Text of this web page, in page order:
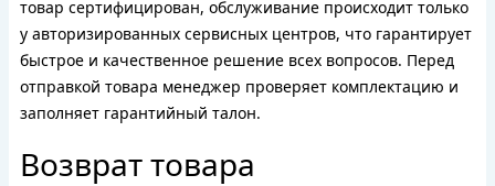
товар сертифицирован, обслуживание происходит только
у авторизированных сервисных центров, что гарантирует
быстрое и качественное решение всех вопросов. Перед
отправкой товара менеджер проверяет комплектацию и
заполняет гарантийный талон.
Возврат товара